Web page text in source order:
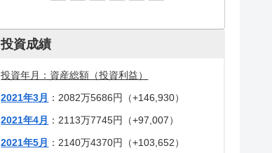
投資成績
投資年月：資産総額（投資利益）
2021年3月
：2082万5686円（+146,930）
2021年4月
：2113万7745円（+97,007）
2021年5月
：2140万4370円（+103,652）